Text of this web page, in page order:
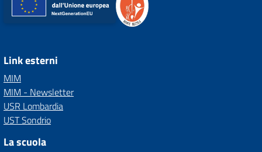
Link esterni
MIM
MIM - Newsletter
USR Lombardia
UST Sondrio
La scuola